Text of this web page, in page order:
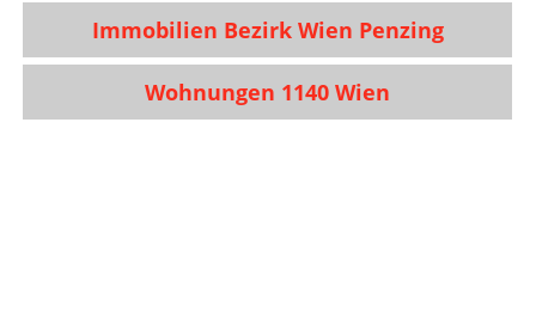
Immobilien Bezirk Wien Penzing
Wohnungen 1140 Wien